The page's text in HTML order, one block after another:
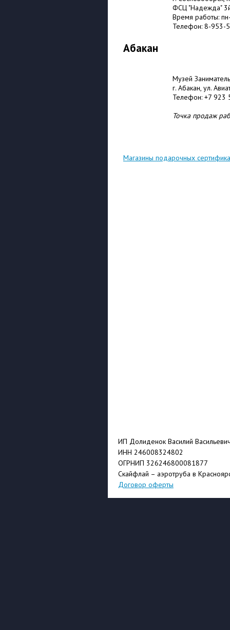
ФСЦ "Надежда"
Время работы:
Телефон: 8-953-
Абакан
Музей
г. Абакан, ул.
Телефон: +7 923
Точка продаж
Магазины подарочных
ИП Долиденок Василий
ИНН 246008324802
ОГРНИП 326246800081877
Скайфлай – аэротруба в
Договор оферты